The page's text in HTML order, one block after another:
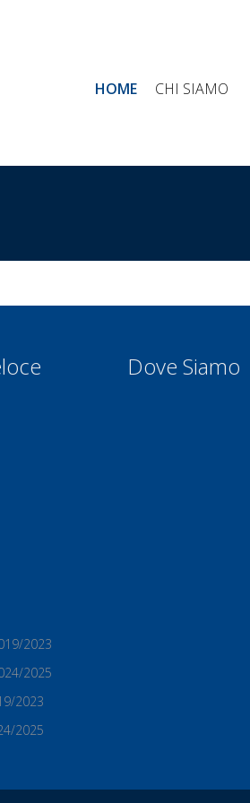
HOME CHI SIAMO
2023
2025
2023
2025
Dove Siamo